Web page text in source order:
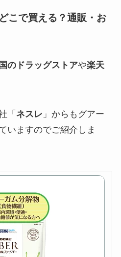
こで買える？通販・お
のドラッグストアや楽天
「 ネスレ 」からもグアー
いますのでご紹介しま